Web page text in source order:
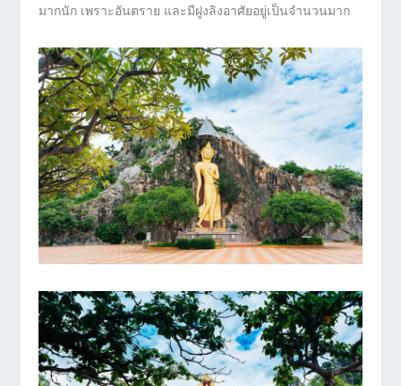
มากนัก เพราะอันตราย และมีฝูงลิงอาศัยอยู่เป็นจำนวนมาก